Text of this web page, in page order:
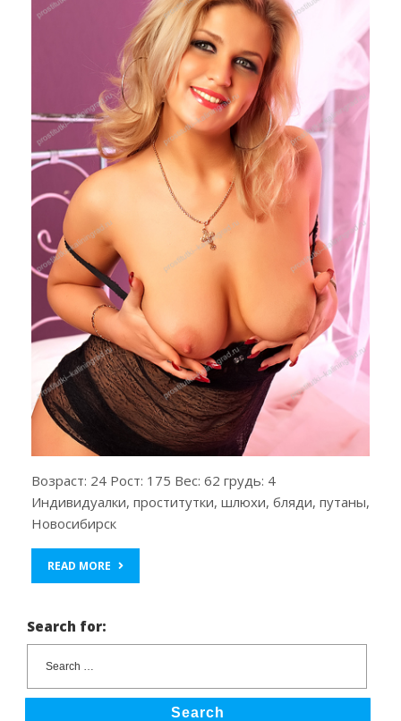
Возраст: 24 Рост: 175 Вес: 62 грудь: 4
Индивидуалки, проститутки, шлюхи, бляди, путаны,
Новосибирск
READ MORE
Search for:
Search